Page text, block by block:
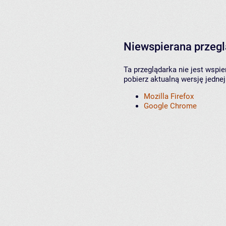
Niewspierana
Ta przeglądarka nie jest
pobierz aktualną wersję
Mozilla Firefox
Google Chrome